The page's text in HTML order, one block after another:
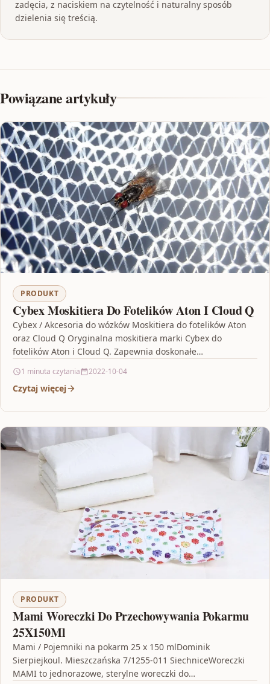
zadęcia, z naciskiem na czytelność i naturalny sposób
dzielenia się treścią.
Powiązane artykuły
PRODUKT
Cybex Moskitiera Do Fotelików Aton I Cloud Q
Cybex / Akcesoria do wózków Moskitiera do fotelików Aton
oraz Cloud Q Oryginalna moskitiera marki Cybex do
fotelików Aton i Cloud Q. Zapewnia doskonałe…
1 minuta czytania 2022-10-04
Czytaj więcej
PRODUKT
Mami Woreczki Do Przechowywania Pokarmu
25X150Ml
Mami / Pojemniki na pokarm 25 x 150 mlDominik
Sierpiejkoul. Mieszczańska 7/1255-011 SiechniceWoreczki
MAMI to jednorazowe, sterylne woreczki do